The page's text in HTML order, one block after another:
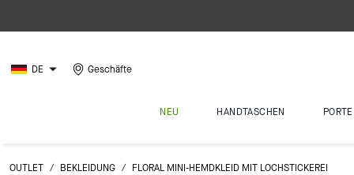
DE Geschäfte
NEU HANDTASCHEN
OUTLET / BEKLEIDUNG / FLORAL MINI-HEMDKLEID MIT LOCHSTICKEREI